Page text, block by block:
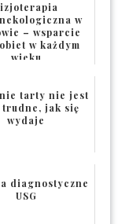
w
– wsparcie
w każdym
wieku
tarty nie jest
jak się
wydaje
diagnostyczne
USG